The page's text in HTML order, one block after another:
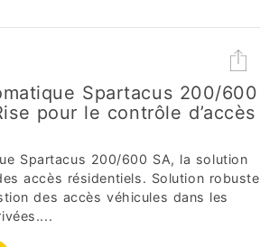
Spartacus 200/600
pour le contrôle d’accès
Spartacus 200/600 SA, la solution
accès résidentiels. Solution robuste
des accès véhicules dans les